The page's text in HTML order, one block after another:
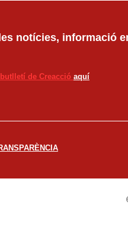
notícies, informació
de Creacció aquí